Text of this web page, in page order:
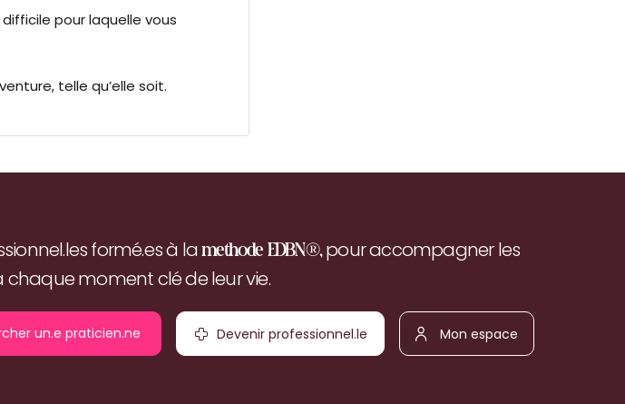
pour laquelle vous
telle qu’elle soit.
formé.es à lamethode EDBN®,pour accompagner les
chaque moment clé de leur vie.
un.e
Devenir
professionnel.le
Mon
espace